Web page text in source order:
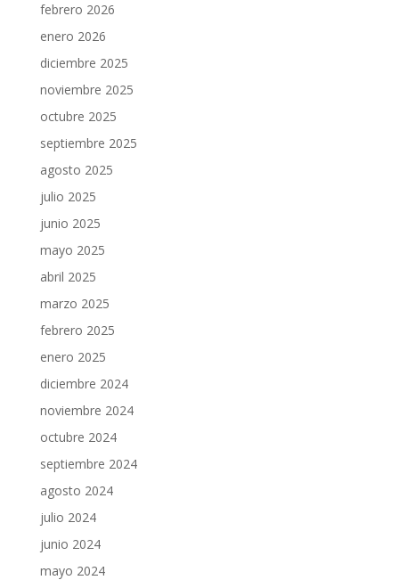
febrero 2026
enero 2026
diciembre 2025
noviembre 2025
octubre 2025
septiembre 2025
agosto 2025
julio 2025
junio 2025
mayo 2025
abril 2025
marzo 2025
febrero 2025
enero 2025
diciembre 2024
noviembre 2024
octubre 2024
septiembre 2024
agosto 2024
julio 2024
junio 2024
mayo 2024